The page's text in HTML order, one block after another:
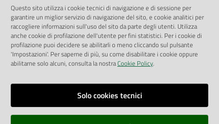
Privacy Policy
Attuazione Misure PNRR
Liste di Attesa
ENTI, IMPRESE E PARTNER
Fatturazione Elettronica
Richiesta Patrocinio
Questo sito utilizza i cookie tecnici di navigazione e di sessione per
garantire un miglior servizio di navigazione del sito, e cookie analitici per
raccogliere informazioni sull'uso del sito da parte degli utenti. Utilizza
anche cookie di profilazione dell'utente per fini statistici. Per i cookie di
profilazione puoi decidere se abilitarli o meno cliccando sul pulsante
'Impostazioni'. Per saperne di più, su come disabilitare i cookie oppure
abilitarne solo alcuni, consulta la nostraCookie Policy.
Solo cookies tecnici